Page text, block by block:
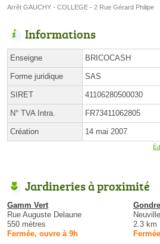
Arrêt GAUCHY - COLLEGE - 2 Rue Gérard Philipe
Informations
Enseigne BRICOCASH
Forme juridique SAS
SIRET 41106280500030
N° TVA Intra. FR73411062805
Création 14 mai 2007
Jardineries à proximité
Gamm Vert
Rue Auguste Delaune
550 mètres
Fermée, ouvre à 9h
2.3 km